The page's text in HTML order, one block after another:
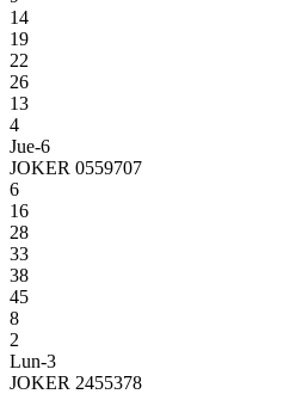
14
19
22
26
13
4
Jue-6
JOKER 0559707
6
16
28
33
38
45
8
2
Lun-3
JOKER 2455378